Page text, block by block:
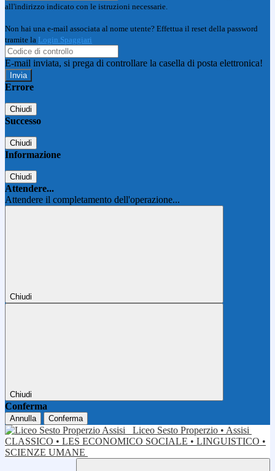
all'indirizzo indicato con le istruzioni necessarie.
Non hai una e-mail associata al nome utente? Effettua il reset della password
tramite la Login Spaggiari
E-mail inviata, si prega di controllare la casella di posta elettronica!
Errore
Chiudi
Successo
Chiudi
Informazione
Chiudi
Attendere...
Attendere il completamento dell'operazione...
Chiudi
Chiudi
Conferma
Annulla Conferma
Liceo Sesto Properzio • Assisi
CLASSICO • LES ECONOMICO SOCIALE • LINGUISTICO •
SCIENZE UMANE